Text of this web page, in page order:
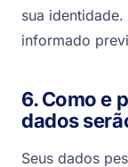
sua
informado
6. Como e
dados
Seus dados